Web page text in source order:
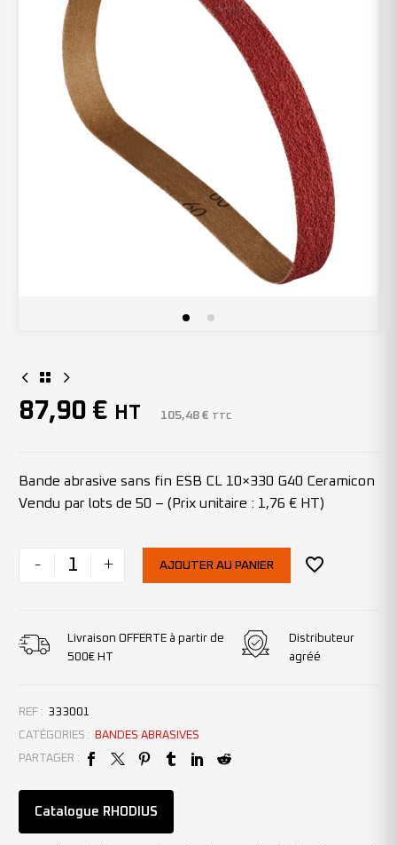
87,90 € HT 105,48 € TTC
Bande abrasive sans fin ESB CL 10×330 G40 Ceramicon
Vendu par lots de 50 – (Prix unitaire : 1,76 € HT)
- + AJOUTER AU PANIER
Livraison OFFERTE à partir de
500€ HT
Distributeur
agréé
REF : 333001
CATÉGORIES :
BANDES ABRASIVES
PARTAGER :
Catalogue RHODIUS